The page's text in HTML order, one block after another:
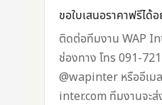
ขอใบเสนอราคาฟรีได้อ
ติดต่อทีมงาน WAP
ช่องทาง โทร 091-
@wapinter หรืออีเม
inter.com ทีมงานจะส่